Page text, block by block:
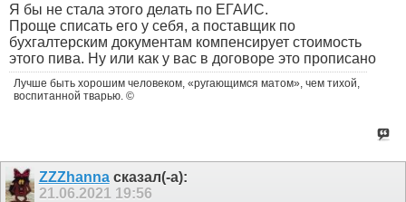
Я бы не стала этого делать по ЕГАИС.
Проще списать его у себя, а поставщик по
бухгалтерским документам компенсирует стоимость
этого пива. Ну или как у вас в договоре это прописано
Лучше быть хорошим человеком, «ругающимся матом», чем тихой,
воспитанной тварью. ©
ZZZhannaсказал(-а):
21.06.2021 19:56